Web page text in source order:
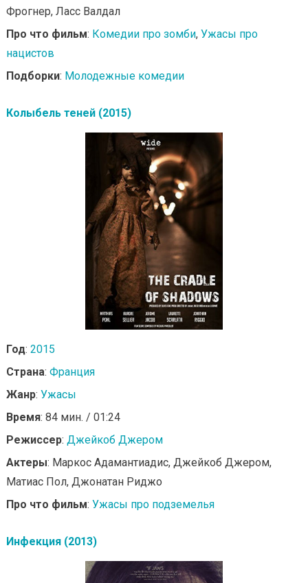
Фрогнер, Ласс Валдал
Про что фильм: Комедии про зомби, Ужасы про
нацистов
Подборки: Молодежные комедии
Колыбель теней (2015)
Год: 2015
Страна: Франция
Жанр: Ужасы
Время: 84 мин. / 01:24
Режиссер: Джейкоб Джером
Актеры: Маркос Адамантиадис, Джейкоб Джером,
Матиас Пол, Джонатан Риджо
Про что фильм: Ужасы про подземелья
Инфекция (2013)